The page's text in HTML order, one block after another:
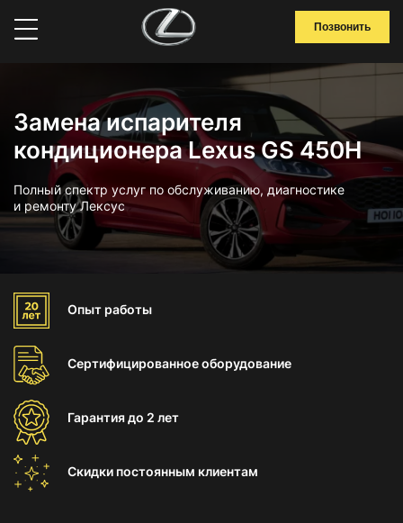
Позвонить
Замена испарителя
кондиционера Lexus GS 450H
Полный спектр услуг по обслуживанию, диагностике
и ремонту Лексус
Опыт работы
Сертифицированноеоборудование
Гарантиядо 2 лет
Скидки постоянным клиентам